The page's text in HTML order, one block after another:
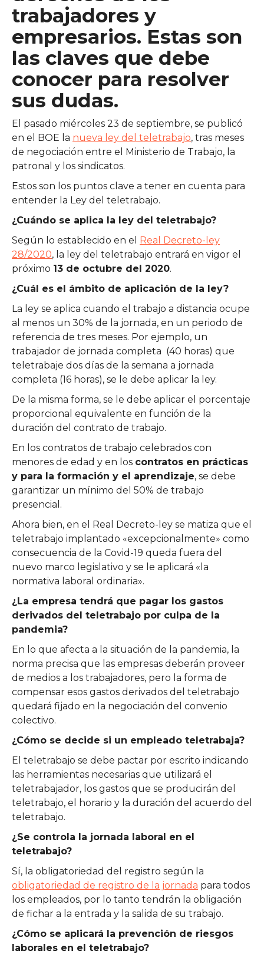
trabajadores y
empresarios. Estas son
las claves que debe
conocer para resolver
sus dudas.
El pasado miércoles 23 de septiembre, se publicó
en el BOE la nueva ley del teletrabajo, tras meses
de negociación entre el Ministerio de Trabajo, la
patronal y los sindicatos.
Estos son los puntos clave a tener en cuenta para
entender la Ley del teletrabajo.
¿Cuándo se aplica la ley del teletrabajo?
Según lo establecido en el Real Decreto-ley
28/2020, la ley del teletrabajo entrará en vigor el
próximo 13 de octubre del 2020.
¿Cuál es el ámbito de aplicación de la ley?
La ley se aplica cuando el trabajo a distancia ocupe
al menos un 30% de la jornada, en un periodo de
referencia de tres meses. Por ejemplo, un
trabajador de jornada completa (40 horas) que
teletrabaje dos días de la semana a jornada
completa (16 horas), se le debe aplicar la ley.
De la misma forma, se le debe aplicar el porcentaje
proporcional equivalente en función de la
duración del contrato de trabajo.
En los contratos de trabajo celebrados con
menores de edad y en los contratos en prácticas
y para la formación y el aprendizaje, se debe
garantizar un mínimo del 50% de trabajo
presencial.
Ahora bien, en el Real Decreto-ley se matiza que el
teletrabajo implantado «excepcionalmente» como
consecuencia de la Covid-19 queda fuera del
nuevo marco legislativo y se le aplicará «la
normativa laboral ordinaria».
¿La empresa tendrá que pagar los gastos
derivados del teletrabajo por culpa de la
pandemia?
En lo que afecta a la situación de la pandemia, la
norma precisa que las empresas deberán proveer
de medios a los trabajadores, pero la forma de
compensar esos gastos derivados del teletrabajo
quedará fijado en la negociación del convenio
colectivo.
¿Cómo se decide si un empleado teletrabaja?
El teletrabajo se debe pactar por escrito indicando
las herramientas necesarias que utilizará el
teletrabajador, los gastos que se producirán del
teletrabajo, el horario y la duración del acuerdo del
teletrabajo.
¿Se controla la jornada laboral en el
teletrabajo?
Sí, la obligatoriedad del registro según la
obligatoriedad de registro de la jornada para todos
los empleados, por lo tanto tendrán la obligación
de fichar a la entrada y la salida de su trabajo.
¿Cómo se aplicará la prevención de riesgos
laborales en el teletrabajo?